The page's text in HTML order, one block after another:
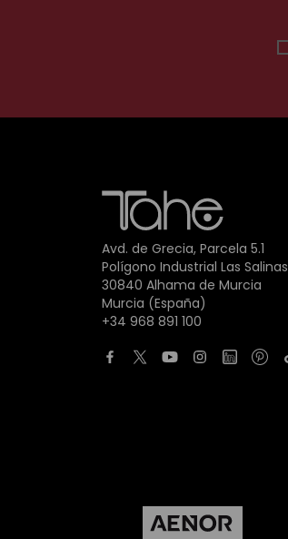
Avd. de Grecia, Parcela 5.1
Polígono Industrial Las Salinas
30840 Alhama de Murcia
Murcia (España)
+34 968 891 100